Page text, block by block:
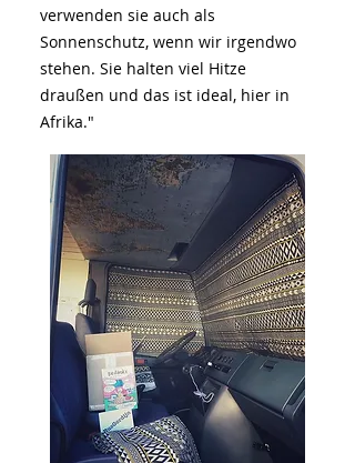
verwenden sie auch als
Sonnenschutz, wenn wir irgendwo
stehen. Sie halten viel Hitze
draußen und das ist ideal, hier in
Afrika."